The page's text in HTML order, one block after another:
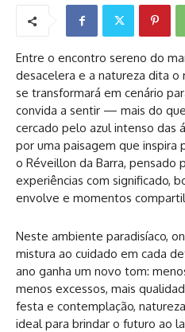
Entre o encontro sereno do
desacelera e a natureza dita o
se transformará em cenário
convida a sentir — mais do
cercado pelo azul intenso das
por uma paisagem que inspira
o Réveillon da Barra, pensado
experiências com significado,
envolve e momentos
Neste ambiente paradisíaco,
mistura ao cuidado em cada
ano ganha um novo tom:
menos excessos, mais
festa e contemplação,
ideal para brindar o futuro ao